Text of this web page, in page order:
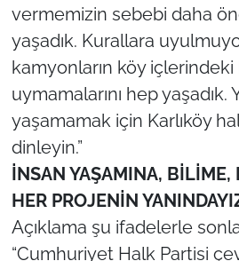
vermemizin sebebi daha
yaşadık. Kurallara
kamyonların köy içlerindeki
uymamalarını hep yaşadık.
yaşamamak için Karlıköy
dinleyin.”
İNSAN YAŞAMINA, BİLİME,
HER PROJENİN
Açıklama şu ifadelerle
“Cumhuriyet Halk Partisi